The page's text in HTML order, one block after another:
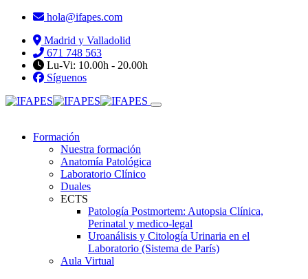
hola@ifapes.com
Madrid y Valladolid
671 748 563
Lu-Vi: 10.00h - 20.00h
Síguenos
Formación
Nuestra formación
Anatomía Patológica
Laboratorio Clínico
Duales
ECTS
Patología Postmortem: Autopsia Clínica,
Perinatal y medico-legal
Uroanálisis y Citología Urinaria en el
Laboratorio (Sistema de París)
Aula Virtual